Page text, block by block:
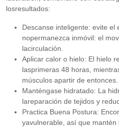
losresultados:
Descanse inteligente: evite el
nopermanezca inmóvil: el
lacirculación.
Aplicar calor o hielo: El hielo
lasprimeras 48 horas,
músculos apartir de entonces.
Manténgase hidratado: La
lareparación de tejidos y
Practica Buena Postura:
yavulnerable, así que mantén